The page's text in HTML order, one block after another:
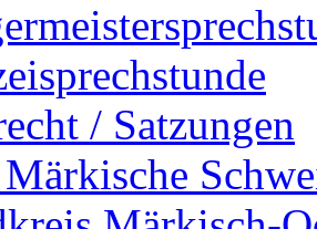
/ Satzungen